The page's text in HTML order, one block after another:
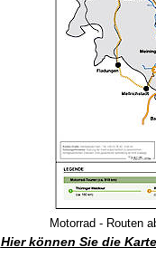
Motorrad - Routen
Hier können Sie die